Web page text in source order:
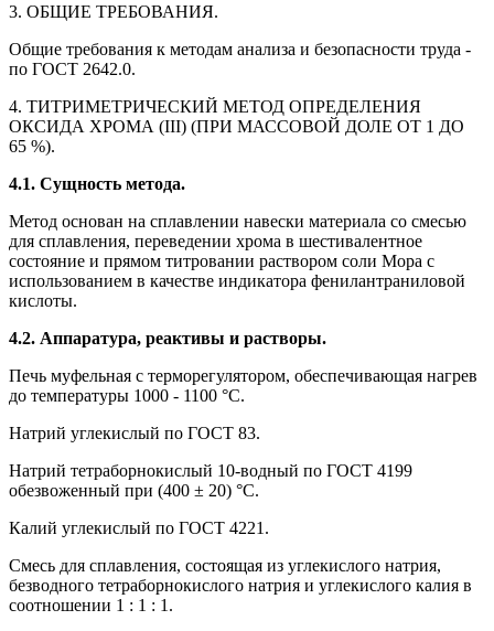
3. ОБЩИЕ ТРЕБОВАНИЯ.
Общие требования к методам анализа и безопасности труда -
по ГОСТ 2642.0.
4. ТИТРИМЕТРИЧЕСКИЙ МЕТОД ОПРЕДЕЛЕНИЯ
ОКСИДА ХРОМА (III) (ПРИ МАССОВОЙ ДОЛЕ ОТ 1 ДО
65 %).
4.1. Сущность метода.
Метод основан на сплавлении навески материала со смесью
для сплавления, переведении хрома в шестивалентное
состояние и прямом титровании раствором соли Мора с
использованием в качестве индикатора фенилантраниловой
кислоты.
4.2. Аппаратура, реактивы и растворы.
Печь муфельная с терморегулятором, обеспечивающая нагрев
до температуры 1000 - 1100 °С.
Натрий углекислый по ГОСТ 83.
Натрий тетраборнокислый 10-водный по ГОСТ 4199
обезвоженный при (400 ± 20) °С.
Калий углекислый по ГОСТ 4221.
Смесь для сплавления, состоящая из углекислого натрия,
безводного тетраборнокислого натрия и углекислого калия в
соотношении 1 : 1 : 1.